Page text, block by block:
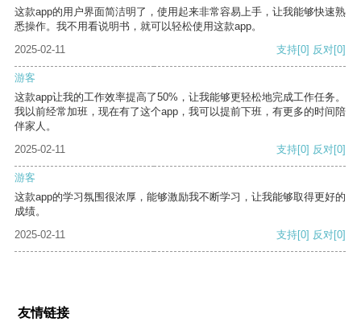
这款app的用户界面简洁明了，使用起来非常容易上手，让我能够快速熟
悉操作。我不用看说明书，就可以轻松使用这款app。
2025-02-11
支持[0] 反对[0]
游客
这款app让我的工作效率提高了50%，让我能够更轻松地完成工作任务。
我以前经常加班，现在有了这个app，我可以提前下班，有更多的时间陪
伴家人。
2025-02-11
支持[0] 反对[0]
游客
这款app的学习氛围很浓厚，能够激励我不断学习，让我能够取得更好的
成绩。
2025-02-11
支持[0] 反对[0]
友情链接